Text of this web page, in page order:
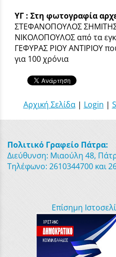
ΥΓ : Στη φωτογραφία
ΣΤΕΦΑΝΟΠΟΥΛΟΣ
ΝΙΚΟΛΟΠΟΥΛΟΣ από τα
ΓΕΦΥΡΑΣ ΡΙΟΥ ΑΝΤΙΡΙΟΥ
για 100 χρόνια
Αρχική Σελίδα| Login |
Πολιτικό Γραφείο Πάτρα:
Διεύθυνση: Μιαούλη 48,
Τηλέφωνο: 2610344700 και
Επίσημη